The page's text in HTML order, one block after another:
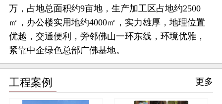
万，占地总面积约9亩地，生产加工区占地约2500
㎡，办公楼实用地约4000㎡，实力雄厚，地理位置
优越，交通便利，旁邻佛山一环东线，环境优雅，
紧靠中企绿色总部广佛基地。
工程案例 更多